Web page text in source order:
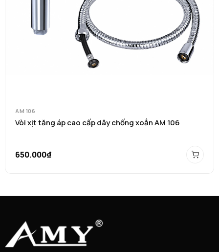
AM 106
Vòi xịt tăng áp cao cấp dây chống xoắn AM 106
650.000₫